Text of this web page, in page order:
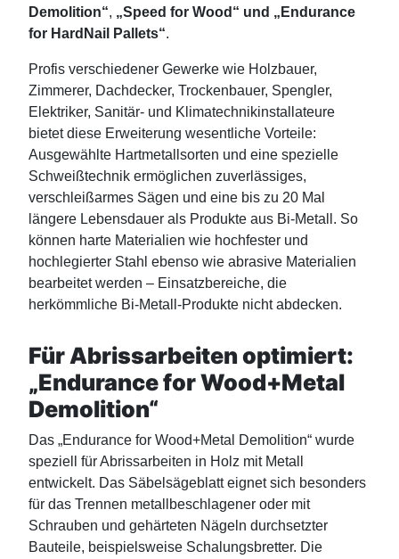
Demolition“, „Speed for Wood“ und „Endurance
for HardNail Pallets“.
Profis verschiedener Gewerke wie Holzbauer,
Zimmerer, Dachdecker, Trockenbauer, Spengler,
Elektriker, Sanitär- und Klimatechnikinstallateure
bietet diese Erweiterung wesentliche Vorteile:
Ausgewählte Hartmetallsorten und eine spezielle
Schweißtechnik ermöglichen zuverlässiges,
verschleißarmes Sägen und eine bis zu 20 Mal
längere Lebensdauer als Produkte aus Bi-Metall. So
können harte Materialien wie hochfester und
hochlegierter Stahl ebenso wie abrasive Materialien
bearbeitet werden – Einsatzbereiche, die
herkömmliche Bi-Metall-Produkte nicht abdecken.
Für Abrissarbeiten optimiert:
„Endurance for Wood+Metal
Demolition“
Das „Endurance for Wood+Metal Demolition“ wurde
speziell für Abrissarbeiten in Holz mit Metall
entwickelt. Das Säbelsägeblatt eignet sich besonders
für das Trennen metallbeschlagener oder mit
Schrauben und gehärteten Nägeln durchsetzter
Bauteile, beispielsweise Schalungsbretter. Die